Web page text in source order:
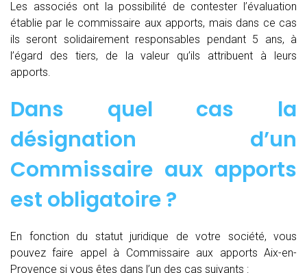
Les associés ont la possibilité de contester l’évaluation
établie par le commissaire aux apports, mais dans ce cas
ils seront solidairement responsables pendant 5 ans, à
l’égard des tiers, de la valeur qu’ils attribuent à leurs
apports.
Dans quel cas la
désignation d’un
Commissaire aux apports
est obligatoire ?
En fonction du statut juridique de votre société, vous
pouvez faire appel à Commissaire aux apports Aix-en-
Provence si vous êtes dans l’un des cas suivants :